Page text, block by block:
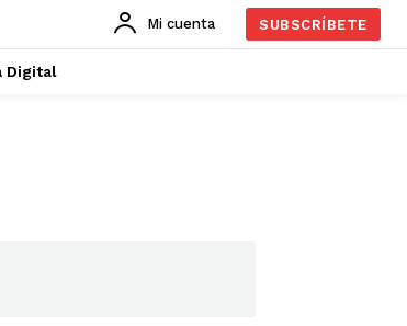
Mi cuenta SUBSCRÍBETE
Digital